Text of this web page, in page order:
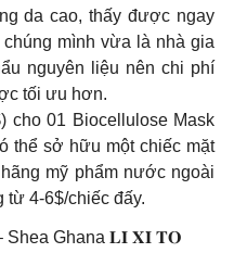
da cao, thấy được ngay
mình vừa là nhà gia
nguyên liệu nên chi phí
tối ưu hơn.
cho 01 Biocellulose Mask
thể sở hữu một chiếc mặt
mỹ phẩm nước ngoài
4-6$/chiếc đấy.
Ghana 𝐋𝐈̀ 𝐗𝐈̀ 𝐓𝐎